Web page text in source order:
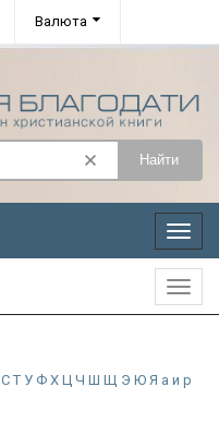
Валюта
Найти
Меню
С Т У Ф Х Ц Ч Ш Щ Э Ю Я а и р